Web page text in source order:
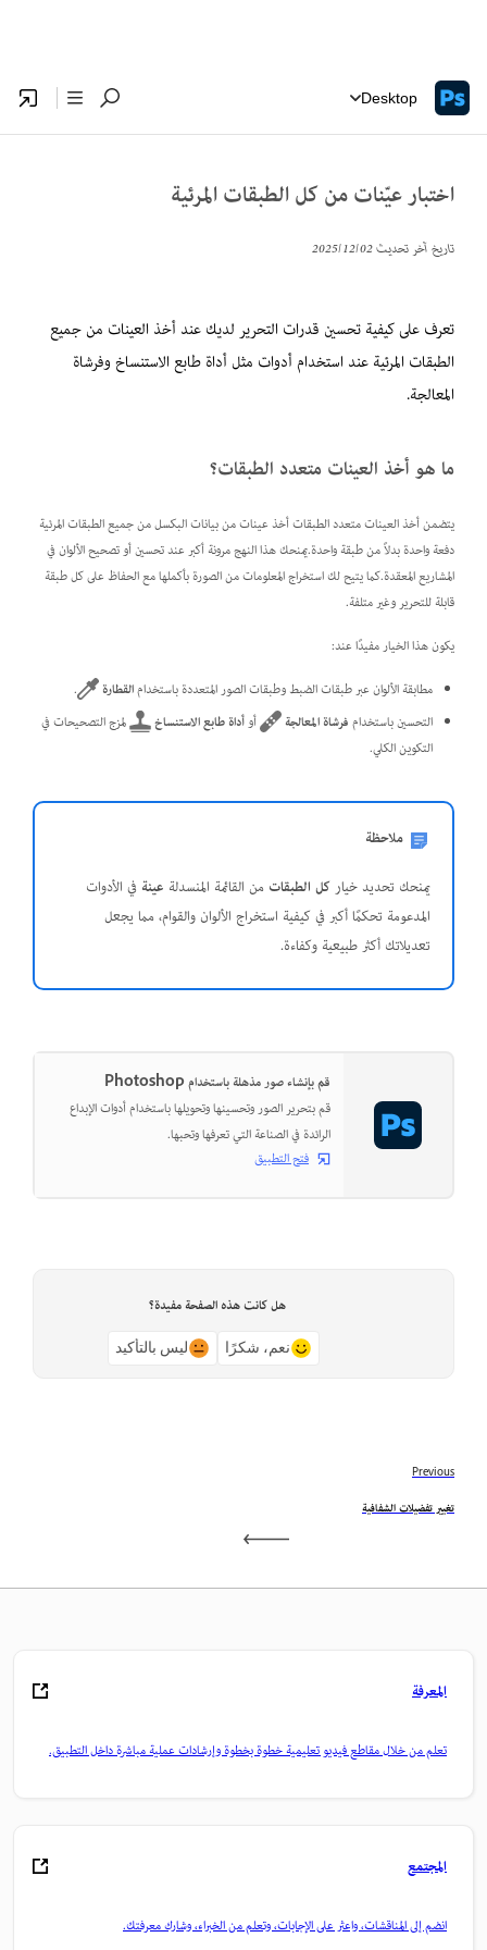
Desktop
اختبار عيّنات من كل الطبقات المرئية
تاريخ آخر تحديث02‏/12‏/2025
تعرف على كيفية تحسين قدرات التحرير لديك عند أخذ العينات من جميع
الطبقات المرئية عند استخدام أدوات مثل أداة طابع الاستنساخ وفرشاة
المعالجة.
ما هو أخذ العينات متعدد الطبقات؟
يتضمن أخذ العينات متعدد الطبقات أخذ عينات من بيانات البكسل من جميع الطبقات المرئية
دفعة واحدة بدلاً من طبقة واحدة.يمنحك هذا النهج مرونة أكبر عند تحسين أو تصحيح الألوان في
المشاريع المعقدة.كما يتيح لك استخراج المعلومات من الصورة بأكملها مع الحفاظ على كل طبقة
قابلة للتحرير وغير متلفة.
يكون هذا الخيار مفيدًا عند:
مطابقة الألوان عبر طبقات الضبط وطبقات الصور المتعددة باستخدامالقطارة
.
التحسين باستخدامفرشاة المعالجة أوأداة طابع الاستنساخ
لمزج التصحيحات في
التكوين الكلي.
ملاحظة
يمنحك تحديد خياركل الطبقاتمن القائمة المنسدلة عينة في الأدوات
المدعومة تحكمًا أكبر في كيفية استخراج الألوان والقوام، مما يجعل
تعديلاتك أكثر طبيعية وكفاءة.
قم بإنشاء صور مذهلة باستخدام Photoshop
قم بتحرير الصور وتحسينها وتحويلها باستخدام أدوات الإبداع
الرائدة في الصناعة التي تعرفها وتحبها.
فتح التطبيق
هل كانت هذه الصفحة مفيدة؟
نعم، شكرًا ليس بالتأكيد
Previous
تغيير تفضيلات الشفافية
المعرفة
تعلم من خلال مقاطع فيديو تعليمية خطوة بخطوة وإرشادات عملية مباشرة داخل التطبيق.
المجتمع
انضم إلى المناقشات، واعثر على الإجابات، وتعلم من الخبراء، وشارك معرفتك.